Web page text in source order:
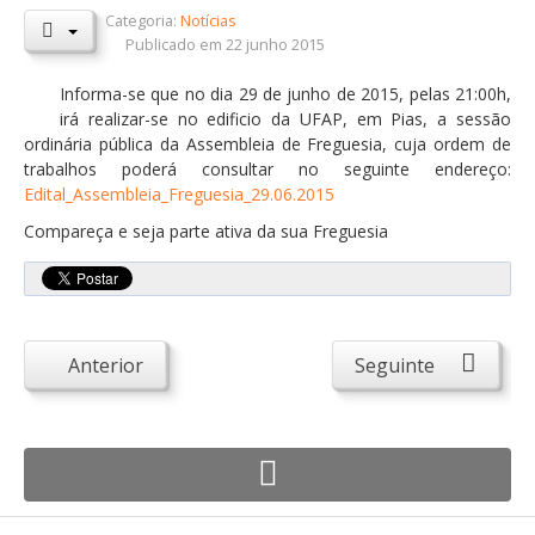
Orçamentos / PPI / PPA
DESTAQUES
Eventos
Notícias
Sondagens
ZêzereTV
A Minha Rua
Qualidade da Água
Categoria:Notícias
Publicado em 22 junho 2015
Informa-se que no dia 29 de junho de 2015, pelas 21:00h,
irá realizar-se no edificio da UFAP, em Pias, a sessão
ordinária pública da Assembleia de Freguesia, cuja ordem de
trabalhos poderá consultar no seguinte endereço:
Edital_Assembleia_Freguesia_29.06.2015
Compareça e seja parte ativa da sua Freguesia
Anterior Seguinte